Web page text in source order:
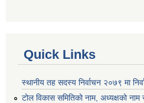
Quick Links
स्थानीय तह सदस्य निर्वाचन २०७९ मा
टोल विकास समितिको नाम, अध्यक्षको नाम